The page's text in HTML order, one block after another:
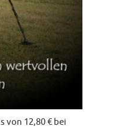
von 12,80 € bei